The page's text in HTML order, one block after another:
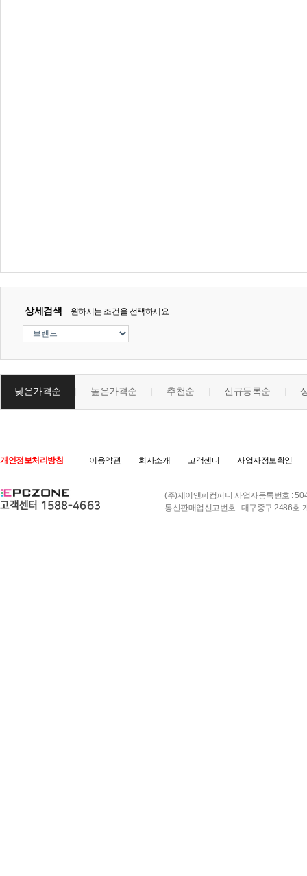
상세검색 원하시는 조건을 선택하세요
낮은가격순 높은가격순 추천순 신규등록순
개인정보처리방침 이용약관 회사소개 고객센터 사업자정보확인
(주)제이앤피컴퍼니 사업자등록번호 :
통신판매업신고번호 : 대구중구 2486호